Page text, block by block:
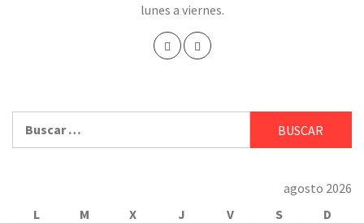
lunes a viernes.
agosto 2026
L
M X J V S
D